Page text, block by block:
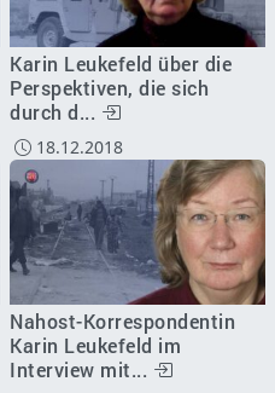
Karin Leukefeld über die
Perspektiven, die sich
durch d...
18.12.2018
Nahost-Korrespondentin
Karin Leukefeld im
Interview mit...